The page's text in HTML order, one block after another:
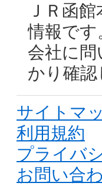
ＪＲ函
情報で
会社に
かり確
サイトマ
利用規約
プライバ
お問い合